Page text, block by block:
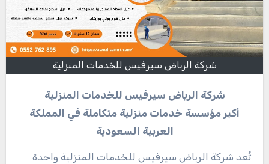
شركة الرياض سيرفيس للخدمات المنزلية
شركة الرياض سيرفيس للخدمات المنزلية
أكبر مؤسسة خدمات منزلية متكاملة في المملكة
العربية السعودية
تُعد شركة الرياض سيرفيس للخدمات المنزلية واحدة